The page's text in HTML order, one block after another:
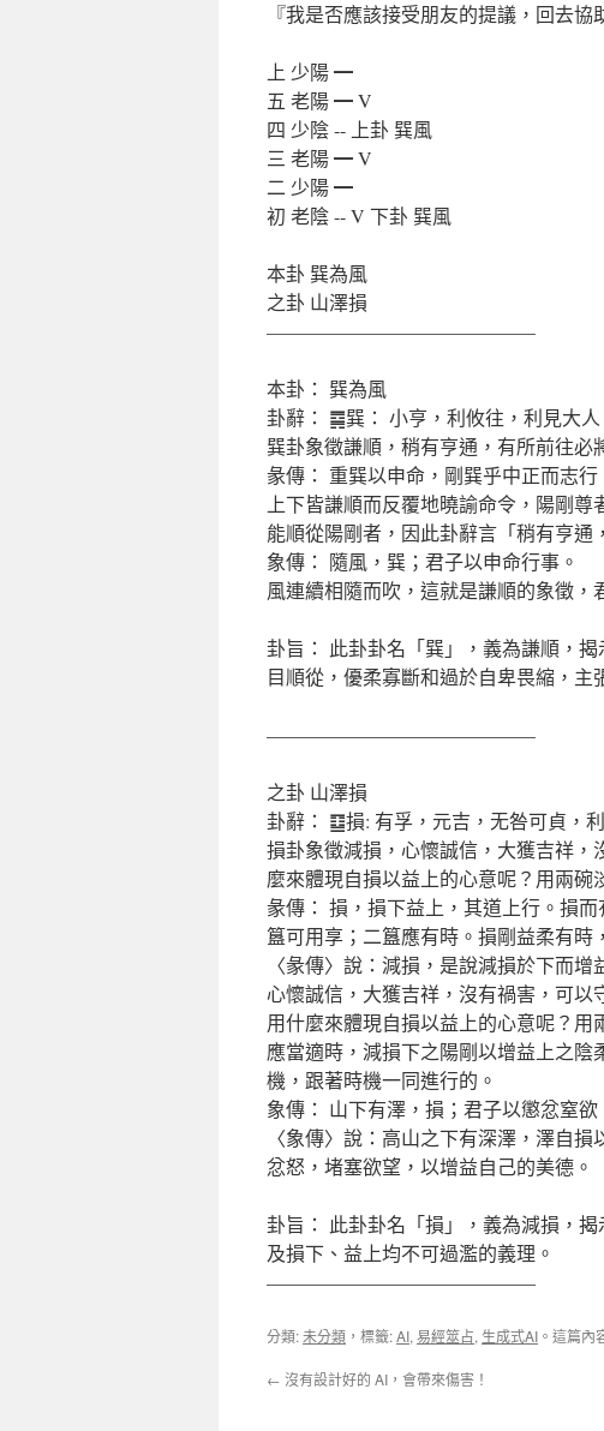
『我是否應該接受朋友的提議，回去協
上 少陽 ━
五 老陽 ━ V
四 少陰 ‐‐ 上卦 巽風
三 老陽 ━ V
二 少陽 ━
初 老陰 ‐‐ V 下卦 巽風
本卦 巽為風
之卦 山澤損
——————————————
本卦： 巽為風
卦辭： ䷸巽： 小亨，利攸往，利見大人
巽卦象徵謙順，稍有亨通，有所前往必
彖傳： 重巽以申命，剛巽乎中正而志
上下皆謙順而反覆地曉諭命令，陽剛
能順從陽剛者，因此卦辭言「稍有亨通
象傳： 隨風，巽；君子以申命行事。
風連續相隨而吹，這就是謙順的象徵，
卦旨： 此卦卦名「巽」，義為謙順，
目順從，優柔寡斷和過於自卑畏縮，主
——————————————
之卦 山澤損
卦辭： ䷨損: 有孚，元吉，无咎可貞，
損卦象徵減損，心懷誠信，大獲吉祥
麼來體現自損以益上的心意呢？用兩碗
彖傳： 損，損下益上，其道上行。損
簋可用享；二簋應有時。損剛益柔有時
〈彖傳〉說：減損，是說減損於下而
心懷誠信，大獲吉祥，沒有禍害，可以
用什麼來體現自損以益上的心意呢？
應當適時，減損下之陽剛以增益上之
機，跟著時機一同進行的。
象傳： 山下有澤，損；君子以懲忿窒欲
〈象傳〉說：高山之下有深澤，澤自
忿怒，堵塞欲望，以增益自己的美德。
卦旨： 此卦卦名「損」，義為減損，
及損下、益上均不可過濫的義理。
——————————————
分類:未分類 ，標籤:AI, 易經筮占, 生成式AI 。這篇內
← 沒有設計好的 AI，會帶來傷害！